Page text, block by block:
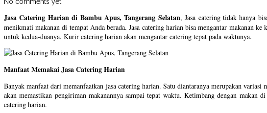
No comments yet
Jasa Catering Harian di Bambu Apus, Tangerang Selatan, Jasa catering tidak hanya
menikmati makanan di tempat Anda berada. Jasa catering harian bisa mengantar makanan
untuk kedua-duanya. Kurir catering harian akan mengantar catering tepat pada waktunya.
Manfaat Memakai Jasa Catering Harian
Banyak manfaat dari memanfaatkan jasa catering harian. Satu diantaranya merupakan
akan memastikan pengiriman makanannya sampai tepat waktu. Ketimbang dengan
catering harian.